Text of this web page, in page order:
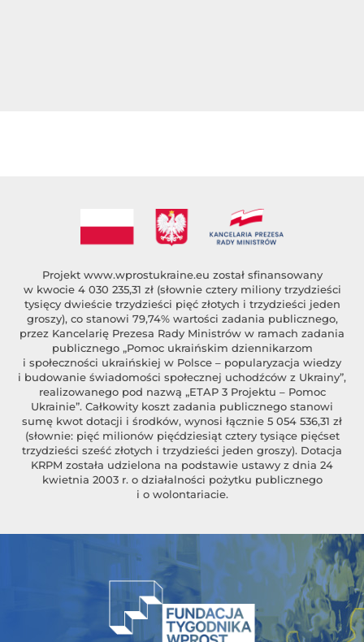
Projekt www.wprostukraine.eu został sfinansowany
w kwocie 4 030 235,31 zł (słownie cztery miliony trzydzieści
tysięcy dwieście trzydzieści pięć złotych i trzydzieści jeden
groszy), co stanowi 79,74% wartości zadania publicznego,
przez Kancelarię Prezesa Rady Ministrów w ramach zadania
publicznego „Pomoc ukraińskim dziennikarzom
i społeczności ukraińskiej w Polsce – popularyzacja wiedzy
i budowanie świadomości społecznej uchodźców z Ukrainy”,
realizowanego pod nazwą „ETAP 3 Projektu – Pomoc
Ukrainie”. Całkowity koszt zadania publicznego stanowi
sumę kwot dotacji i środków, wynosi łącznie 5 054 536,31 zł
(słownie: pięć milionów pięćdziesiąt cztery tysiące pięćset
trzydzieści sześć złotych i trzydzieści jeden groszy). Dotacja
KRPM została udzielona na podstawie ustawy z dnia 24
kwietnia 2003 r. o działalności pożytku publicznego
i o wolontariacie.